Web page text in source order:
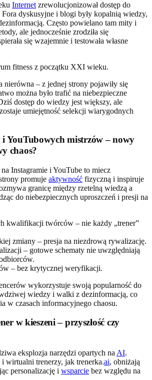
Internet zrewolucjonizował dostęp do
dyskusyjne i blogi były kopalnią wiedzy,
Często powielano tam mity i
ale jednocześnie zrodziła się
się wzajemnie i testowała własne
nierówna – z jednej strony pojawiły się
można było trafić na niebezpieczne
dostęp do wiedzy jest większy, ale
umiejętność selekcji wiarygodnych
YouTubowych mistrzów – nowy
chaos?
Instagramie i YouTube to miecz
promuje aktywność fizyczną i inspiruje
granicę między rzetelną wiedzą a
do niebezpiecznych uproszczeń i presji na
kwalifikacji twórców – nie każdy „trener”
zmiany – presja na niezdrową rywalizację.
– gotowe schematy nie uwzględniają
– bez krytycznej weryfikacji.
wykorzystuje swoją popularność do
wiedzy i walki z dezinformacją, co
w czasach informacyjnego chaosu.
w kieszeni – przyszłość czy
eksplozja narzędzi opartych na AI.
wirtualni trenerzy, jak trenerka.ai, obniżają
personalizację i wsparcie bez względu na